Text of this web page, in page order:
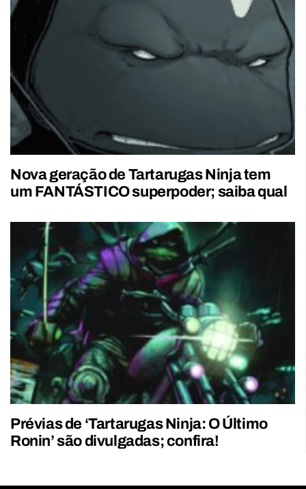
Nova geração de Tartarugas Ninja tem
um FANTÁSTICO superpoder; saiba qual
Prévias de ‘Tartarugas Ninja: O Último
Ronin’ são divulgadas; confira!